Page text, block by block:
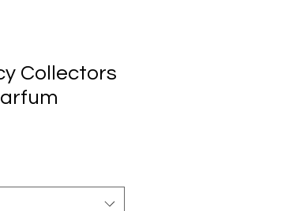
Collectors